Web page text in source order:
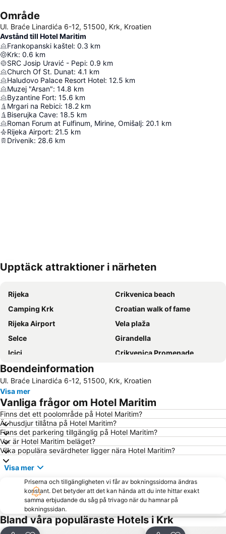
Område
Ul. Braće Linardića 6-12, 51500, Krk, Kroatien
Avstånd till Hotel Maritim
Frankopanski kaštel: 0.3 km
Krk: 0.6 km
SRC Josip Uravić - Pepi: 0.9 km
Church Of St. Dunat: 4.1 km
Haludovo Palace Resort Hotel: 12.5 km
Muzej "Arsan": 14.8 km
Byzantine Fort: 15.6 km
Mrgari na Rebici: 18.2 km
Biserujka Cave: 18.5 km
Roman Forum at Fulfinum, Mirine, Omišalj: 20.1 km
Rijeka Airport: 21.5 km
Drivenik: 28.6 km
Förstora kartan
Upptäck attraktioner i närheten
Rijeka
Crikvenica beach
Camping Krk
Croatian walk of fame
Rijeka Airport
Vela plaža
Selce
Girandella
Icici
Crikvenica Promenade
Malinska
Marina Punat
Rupa
Njivice
Ragusa
Plaža Klenovica
Lanterna
Maslinica
stari gradLovran
Luka Volosko
Cres Centar
Porto Baska
Crkva Sv Filipa i Jakova
Boendeinformation
Ul. Braće Linardića 6-12, 51500, Krk, Kroatien
Visa mer
Vanliga frågor om Hotel Maritim
Finns det ett poolområde på Hotel Maritim?
Är husdjur tillåtna på Hotel Maritim?
Finns det parkering tillgänglig på Hotel Maritim?
Var är Hotel Maritim beläget?
Vilka populära sevärdheter ligger nära Hotel Maritim?
Visa mer
Priserna och tillgängligheten vi får av bokningssidorna ändras
konstant. Det betyder att det kan hända att du inte hittar exakt
samma erbjudande du såg på trivago när du hamnar på
bokningssidan.
Bland våra populäraste Hotels i Krk